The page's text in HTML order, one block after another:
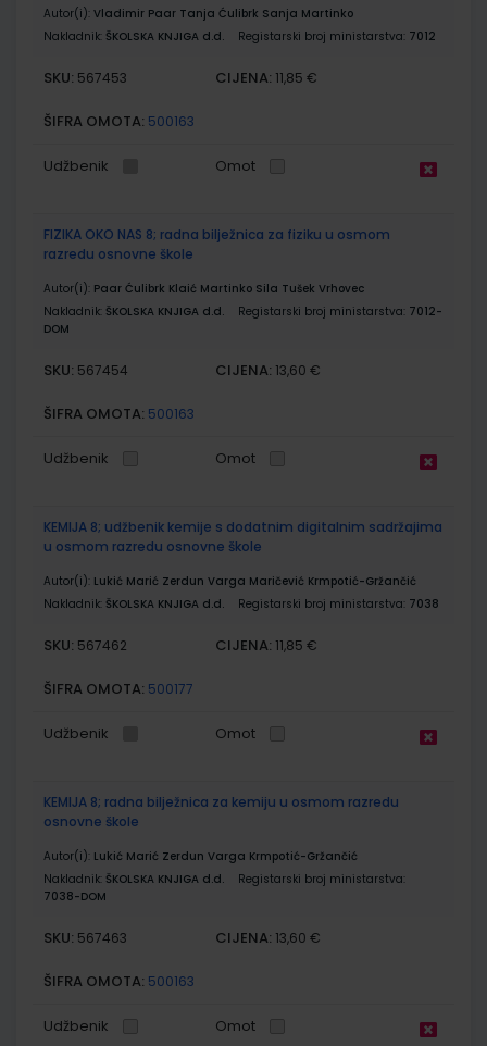
Autor(i): Vladimir Paar Tanja Ćulibrk Sanja Martinko
Nakladnik: ŠKOLSKA KNJIGA d.d. Registarski broj ministarstva: 7012
SKU: 567453 CIJENA: 11,85 €
ŠIFRA OMOTA: 500163
Udžbenik Omot
FIZIKA OKO NAS 8; radna bilježnica za fiziku u osmom
razredu osnovne škole
Autor(i): Paar Ćulibrk Klaić Martinko Sila Tušek Vrhovec
Nakladnik: ŠKOLSKA KNJIGA d.d. Registarski broj ministarstva: 7012-
DOM
SKU: 567454 CIJENA: 13,60 €
ŠIFRA OMOTA: 500163
Udžbenik Omot
KEMIJA 8; udžbenik kemije s dodatnim digitalnim sadržajima
u osmom razredu osnovne škole
Autor(i): Lukić Marić Zerdun Varga Maričević Krmpotić-Gržančić
Nakladnik: ŠKOLSKA KNJIGA d.d. Registarski broj ministarstva: 7038
SKU: 567462 CIJENA: 11,85 €
ŠIFRA OMOTA: 500177
Udžbenik Omot
KEMIJA 8; radna bilježnica za kemiju u osmom razredu
osnovne škole
Autor(i): Lukić Marić Zerdun Varga Krmpotić-Gržančić
Nakladnik: ŠKOLSKA KNJIGA d.d.
Registarski broj ministarstva:
7038-DOM
SKU: 567463 CIJENA: 13,60 €
ŠIFRA OMOTA: 500163
Udžbenik Omot